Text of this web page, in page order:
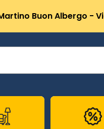
Buon Albergo -